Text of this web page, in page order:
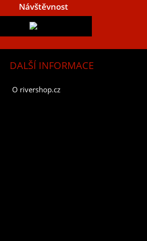
Návštěvnost
DALŠÍ INFORMACE
O rivershop.cz